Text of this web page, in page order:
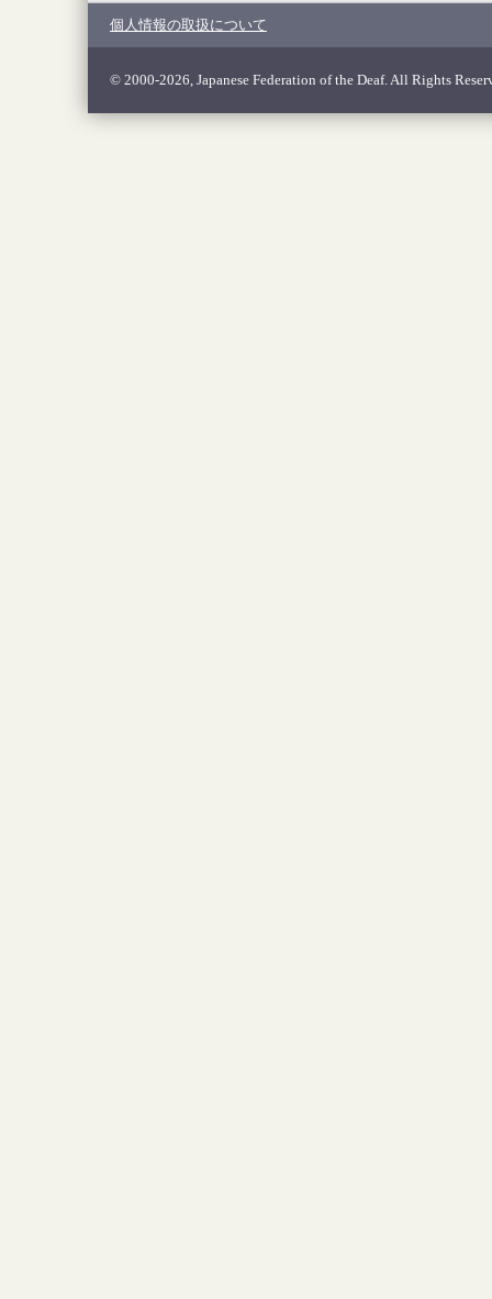
個人情報の取扱について
© 2000-2026, Japanese Federation of the Deaf. All Rights